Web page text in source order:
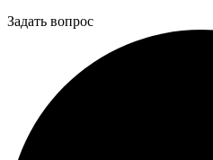
Задать вопрос